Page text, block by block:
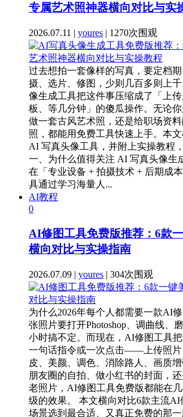
专属艺术照神器横向对比与实
2026.07.11 | youres | 1270次围观
过去想拍一套像样的写真，要定档
摄、选片、修图，少则几百多则上
像生成工具把这件事压缩成了「上
板、等几分钟」的傻瓜操作。无论你
做一套古风艺术照，还是给职场资
照，都能用免费工具快速上手。本
AI 写真头像工具，并附上实操教程
一、为什么值得关注 AI 写真头像生
在「专业设备 + 拍摄技术 + 后期成
具通过学习海量人...
AI教程
0
AI修图工具免费版推荐：6款
横向对比与实操指南
2026.07.09 | youres | 304次围观
为什么2026年每个人都需要一款AI
张照片要打开Photoshop、调曲线、
小时搞不定。而现在，AI修图工具
一句话指令或一次点击——上传照片
皮、美颜、调色、消除路人、画质
朋友圈的自拍、做小红书的封面，
老照片，AI修图工具免费版都能在
级的效果。 本文横向对比6款主流
场景选到最合适、又真正免费的那